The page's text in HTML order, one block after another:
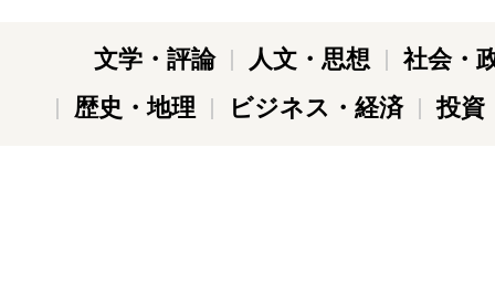
文学・評論 人文・思想
社会・
歴史・地理
ビジネス・経済 投資